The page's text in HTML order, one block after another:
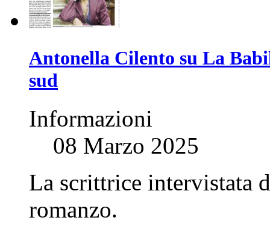
Antonella Cilento su La
sud
Informazioni
08 Marzo 2025
La scrittrice intervistata
romanzo.